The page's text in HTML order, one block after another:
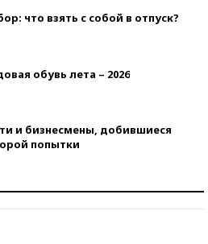
что взять с собой в отпуск?
обувь лета – 2026
и бизнесмены, добившиеся
попытки